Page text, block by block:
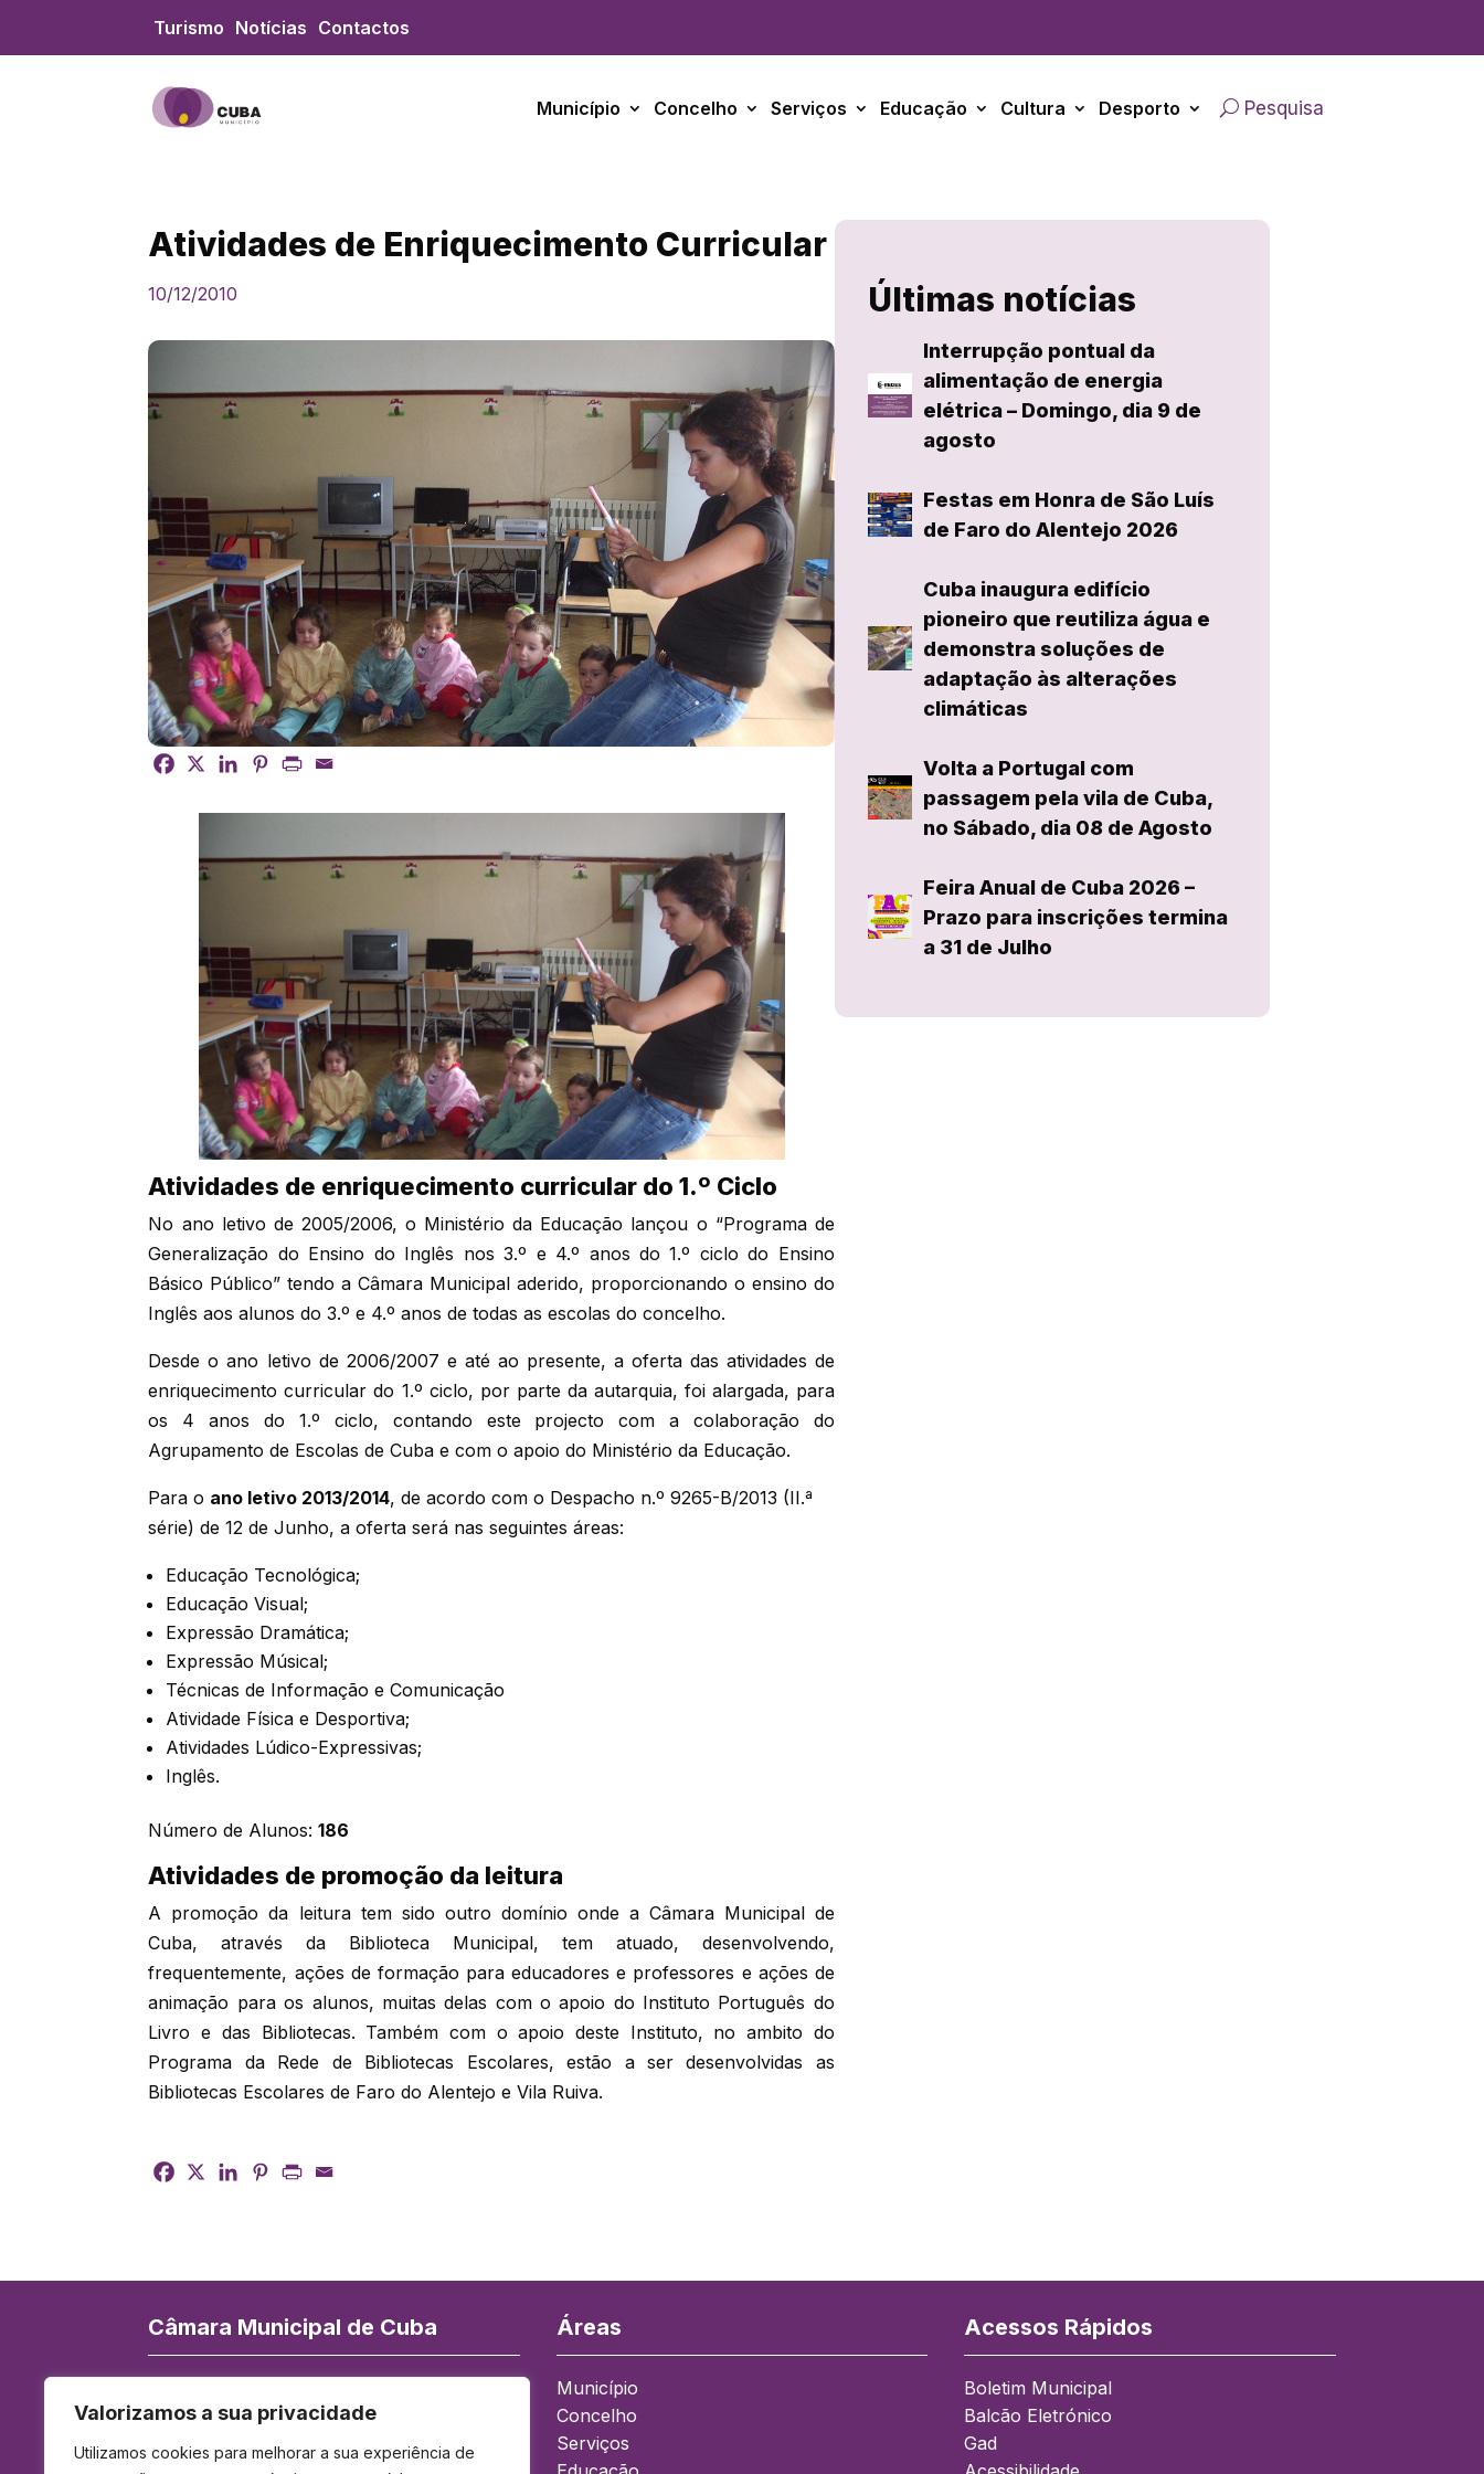
content
Valorizamos a sua privacidade
Utilizamos cookies para melhorar a sua experiência de
Turismo Notícias Contactos
Município Concelho Serviços Educação Cultura Desporto Pesquisa
Atividades de Enriquecimento Curricular
10/12/2010
Atividades de enriquecimento curricular do 1.º Ciclo
No ano letivo de 2005/2006, o Ministério da Educação lançou o “Programa de
Generalização do Ensino do Inglês nos 3.º e 4.º anos do 1.º ciclo do Ensino
Básico Público” tendo a Câmara Municipal aderido, proporcionando o ensino do
Inglês aos alunos do 3.º e 4.º anos de todas as escolas do concelho.
Desde o ano letivo de 2006/2007 e até ao presente, a oferta das atividades de
enriquecimento curricular do 1.º ciclo, por parte da autarquia, foi alargada, para
os 4 anos do 1.º ciclo, contando este projecto com a colaboração do
Agrupamento de Escolas de Cuba e com o apoio do Ministério da Educação.
Para o ano letivo 2013/2014, de acordo com o Despacho n.º 9265-B/2013 (II.ª
série) de 12 de Junho, a oferta será nas seguintes áreas:
Educação Tecnológica;
Educação Visual;
Expressão Dramática;
Expressão Músical;
Técnicas de Informação e Comunicação
Atividade Física e Desportiva;
Atividades Lúdico-Expressivas;
Inglês.
Número de Alunos:186
Atividades de promoção da leitura
A promoção da leitura tem sido outro domínio onde a Câmara Municipal de
Cuba, através da Biblioteca Municipal, tem atuado, desenvolvendo,
frequentemente, ações de formação para educadores e professores e ações de
animação para os alunos, muitas delas com o apoio do Instituto Português do
Livro e das Bibliotecas. Também com o apoio deste Instituto, no ambito do
Programa da Rede de Bibliotecas Escolares, estão a ser desenvolvidas as
Bibliotecas Escolares de Faro do Alentejo e Vila Ruiva.
Últimas notícias
Interrupção pontual da
alimentação de energia
elétrica – Domingo, dia 9 de
agosto
Festas em Honra de São Luís
de Faro do Alentejo 2026
Cuba inaugura edifício
pioneiro que reutiliza água e
demonstra soluções de
adaptação às alterações
climáticas
Volta a Portugal com
passagem pela vila de Cuba,
no Sábado, dia 08 de Agosto
Feira Anual de Cuba 2026 –
Prazo para inscrições termina
a 31 de Julho
Câmara Municipal de Cuba
284 419 900
rede fixa nacional)
Áreas
Município
Concelho
Serviços
Acessos Rápidos
Boletim Municipal
Balcão Eletrónico
Gad